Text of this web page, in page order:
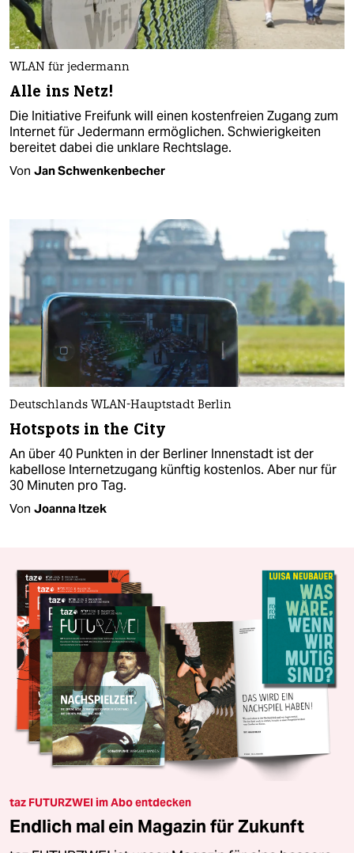
WLAN für jedermann
Alle ins Netz!
Die Initiative Freifunk will einen kostenfreien Zugang zum
Internet für Jedermann ermöglichen. Schwierigkeiten
bereitet dabei die unklare Rechtslage.
Von Jan Schwenkenbecher
Deutschlands WLAN-Hauptstadt Berlin
Hotspots in the City
An über 40 Punkten in der Berliner Innenstadt ist der
kabellose Internetzugang künftig kostenlos. Aber nur für
30 Minuten pro Tag.
Von Joanna Itzek
taz FUTURZWEI im Abo entdecken
Endlich mal ein Magazin für Zukunft